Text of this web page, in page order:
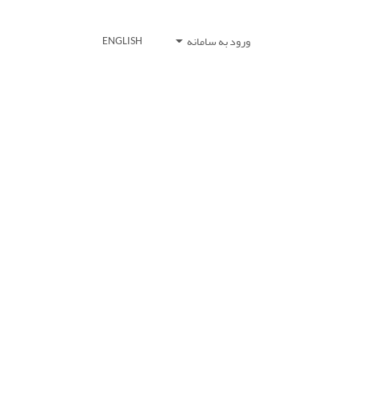
ورود به سامانه ENGLISH